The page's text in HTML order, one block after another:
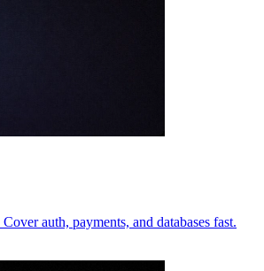
auth, payments, and databases fast.